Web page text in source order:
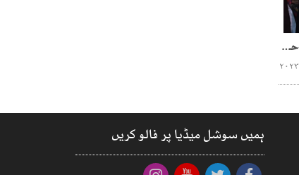
پیپلز پارٹی اور ن لیگ کی لڑائی، حقیقی یا جعلی؟
ہمیں سوشل میڈیا پر فالو کریں